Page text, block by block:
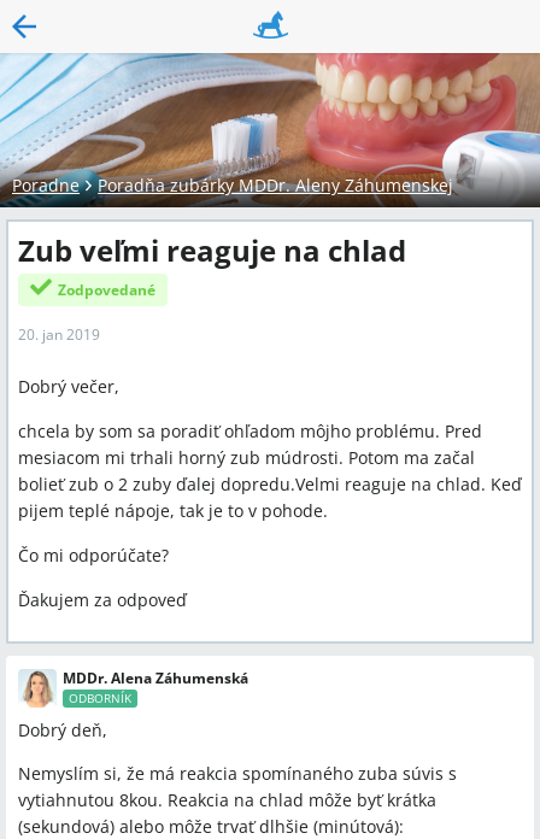
Poradne Poradňa zubárky MDDr. Aleny Záhumenskej
Zub veľmi reaguje na chlad
Zodpovedané
20. jan 2019
Dobrý večer,
chcela by som sa poradiť ohľadom môjho problému. Pred
mesiacom mi trhali horný zub múdrosti. Potom ma začal
bolieť zub o 2 zuby ďalej dopredu.Velmi reaguje na chlad. Keď
pijem teplé nápoje, tak je to v pohode.
Čo mi odporúčate?
Ďakujem za odpoveď
MDDr. Alena Záhumenská
ODBORNÍK
Dobrý deň,
Nemyslím si, že má reakcia spomínaného zuba súvis s
vytiahnutou 8kou. Reakcia na chlad môže byť krátka
(sekundová) alebo môže trvať dlhšie (minútová):